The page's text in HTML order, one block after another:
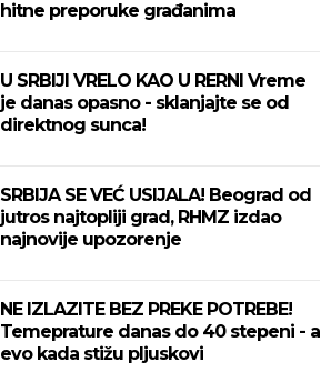
hitne preporuke građanima
U SRBIJI VRELO KAO U RERNI Vreme
je danas opasno - sklanjajte se od
direktnog sunca!
SRBIJA SE VEĆ USIJALA! Beograd od
jutros najtopliji grad, RHMZ izdao
najnovije upozorenje
NE IZLAZITE BEZ PREKE POTREBE!
Temeprature danas do 40 stepeni - a
evo kada stižu pljuskovi